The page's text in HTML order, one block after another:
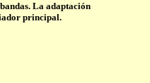
La adaptación
principal.